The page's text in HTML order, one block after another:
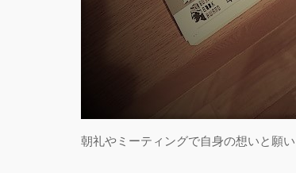
朝礼やミーティングで自身の想いと願